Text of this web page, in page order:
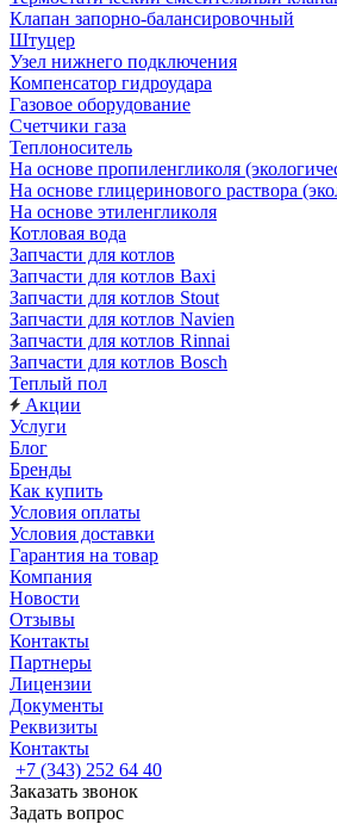
Клапан запорно-балансировочный
Штуцер
Узел нижнего подключения
Компенсатор гидроудара
Газовое оборудование
Счетчики газа
Теплоноситель
На основе пропиленгликоля
На основе глицеринового раствора
На основе этиленгликоля
Котловая вода
Запчасти для котлов
Запчасти для котлов Baxi
Запчасти для котлов Stout
Запчасти для котлов Navien
Запчасти для котлов Rinnai
Запчасти для котлов Bosch
Теплый пол
Акции
Услуги
Блог
Бренды
Как купить
Условия оплаты
Условия доставки
Гарантия на товар
Компания
Новости
Отзывы
Контакты
Партнеры
Лицензии
Документы
Реквизиты
Контакты
+7 (343) 252 64 40
Заказать звонок
Задать вопрос